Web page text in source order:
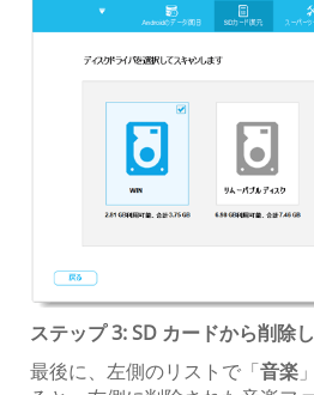
ステップ 3: SD カードから削除
最後に、左側のリストで「音楽